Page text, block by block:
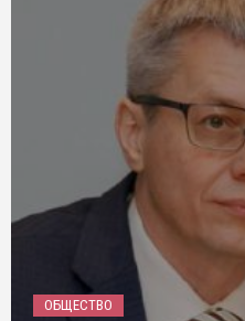
ОБЩЕСТВО